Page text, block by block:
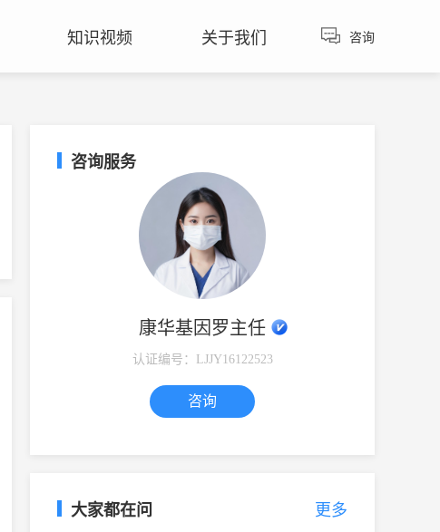
知识视频 关于我们 咨询
咨询服务
康华基因罗主任
认证编号：LJJY16122523
咨询
大家都在问
更多
北京亲子鉴定费用多少？怎么做呢？
长春无创胎儿亲子鉴定要什么手续？
火化后骨灰可以做亲子鉴定吗？
堂兄妹之间可以做亲子鉴定吗？ 1449阅读